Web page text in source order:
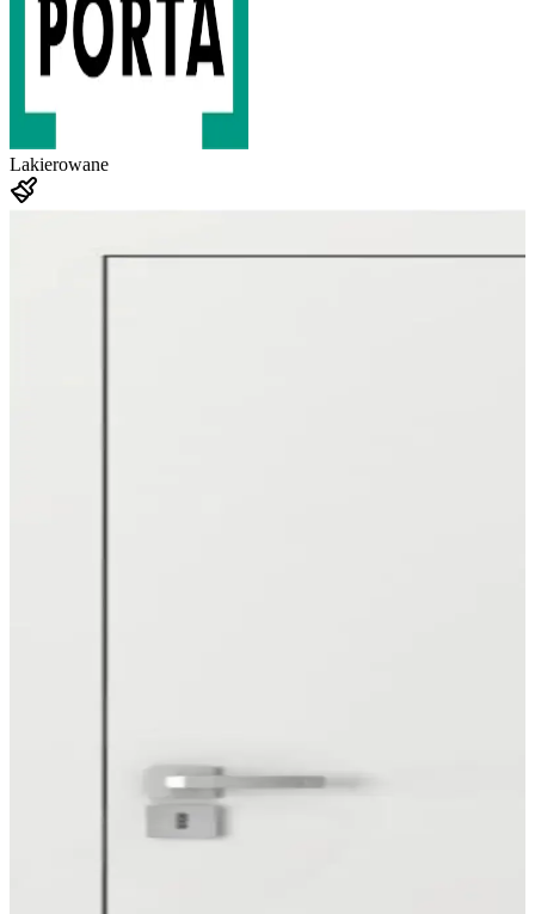
Lakierowane